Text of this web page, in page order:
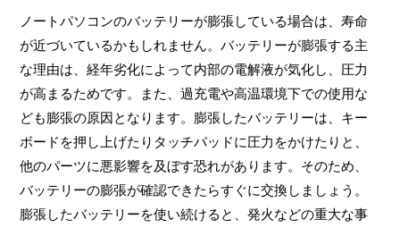
ノートパソコンのバッテリーが膨張している場合は、寿命
が近づいているかもしれません。バッテリーが膨張する主
な理由は、経年劣化によって内部の電解液が気化し、圧力
が高まるためです。また、過充電や高温環境下での使用な
ども膨張の原因となります。膨張したバッテリーは、キー
ボードを押し上げたりタッチパッドに圧力をかけたりと、
他のパーツに悪影響を及ぼす恐れがあります。そのため、
バッテリーの膨張が確認できたらすぐに交換しましょう。
膨張したバッテリーを使い続けると、発火などの重大な事